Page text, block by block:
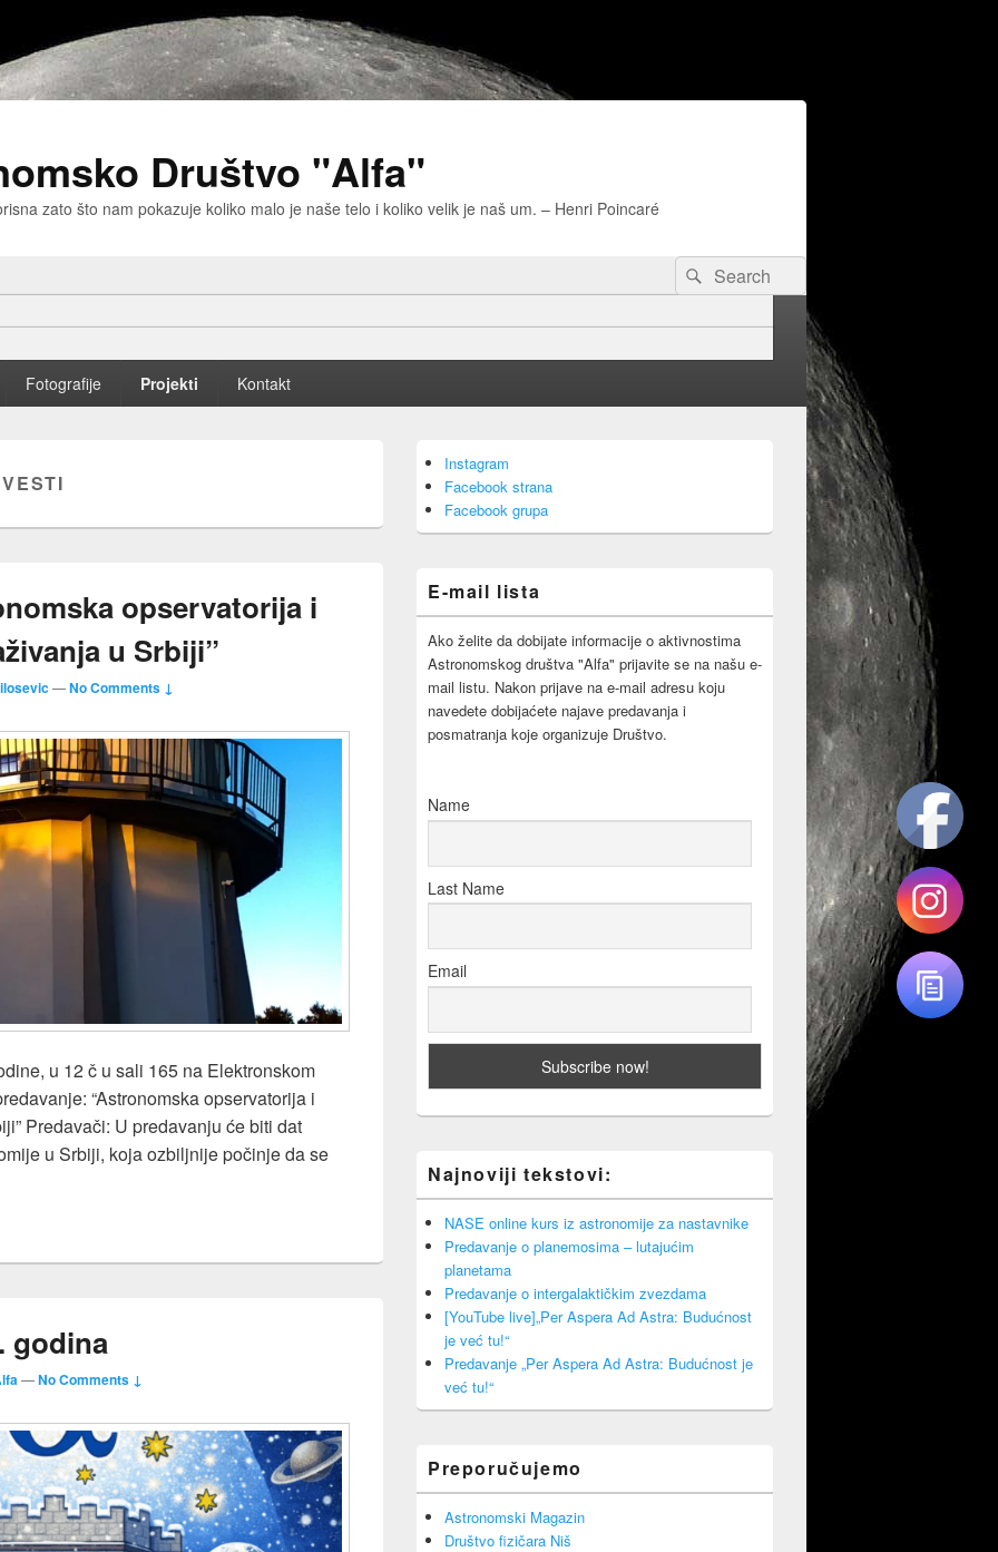
Društvo "Alfa"
zato što nam pokazuje koliko malo je naše telo i koliko velik je naš um. – Henri Poincaré
Search
for:
Search
Fotografije Projekti Kontakt
VESTI
opservatorija i
u Srbiji”
—No Comments ↓
u 12 č u sali 165 na Elektronskom
“Astronomska opservatorija i
Predavači: U predavanju će biti dat
u Srbiji, koja ozbiljnije počinje da se
opservatorija i astronomska istraživanja u Srbiji”
godina
—No Comments ↓
Sidebar
Widget
Area
Instagram
Facebook strana
Facebook grupa
E-mail lista
Ako želite da dobijate informacije o aktivnostima
Astronomskog društva "Alfa" prijavite se na našu e-
mail listu. Nakon prijave na e-mail adresu koju
navedete dobijaćete najave predavanja i
posmatranja koje organizuje Društvo.
Name
Last Name
Email
Najnoviji tekstovi:
NASE online kurs iz astronomije za nastavnike
Predavanje o planemosima – lutajućim
planetama
Predavanje o intergalaktičkim zvezdama
[YouTube live]„Per Aspera Ad Astra: Budućnost
je već tu!“
Predavanje „Per Aspera Ad Astra: Budućnost je
već tu!“
Preporučujemo
Astronomski Magazin
Društvo fizičara Niš